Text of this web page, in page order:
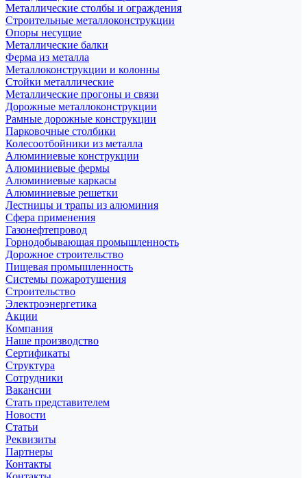
Металлические столбы и ограждения
Строительные металлоконструкции
Опоры несущие
Металлические балки
Ферма из металла
Металлоконструкции и колонны
Стойки металлические
Металлические прогоны и связи
Дорожные металлоконструкции
Рамные дорожные конструкции
Парковочные столбики
Колесоотбойники из металла
Алюминиевые конструкции
Алюминиевые фермы
Алюминиевые каркасы
Алюминиевые решетки
Лестницы и трапы из алюминия
Сфера применения
Газонефтепровод
Горнодобывающая промышленность
Дорожное строительство
Пищевая промышленность
Системы пожаротушения
Строительство
Электроэнергетика
Акции
Компания
Наше производство
Сертификаты
Структура
Сотрудники
Вакансии
Стать представителем
Новости
Статьи
Реквизиты
Партнеры
Контакты